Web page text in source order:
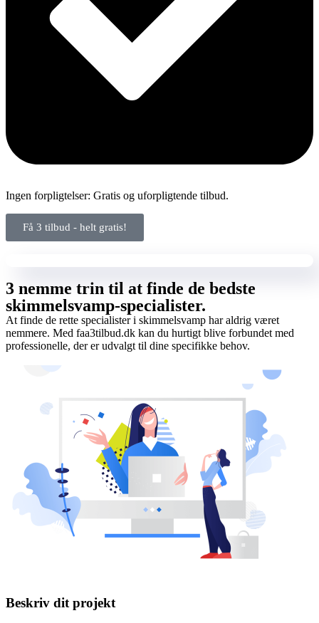
Ingen forpligtelser: Gratis og uforpligtende tilbud.
Få 3 tilbud - helt gratis!
3 nemme trin til at finde de bedste
skimmelsvamp-specialister.
At finde de rette specialister i skimmelsvamp har aldrig været
nemmere. Med faa3tilbud.dk kan du hurtigt blive forbundet med
professionelle, der er udvalgt til dine specifikke behov.
Beskriv dit projekt